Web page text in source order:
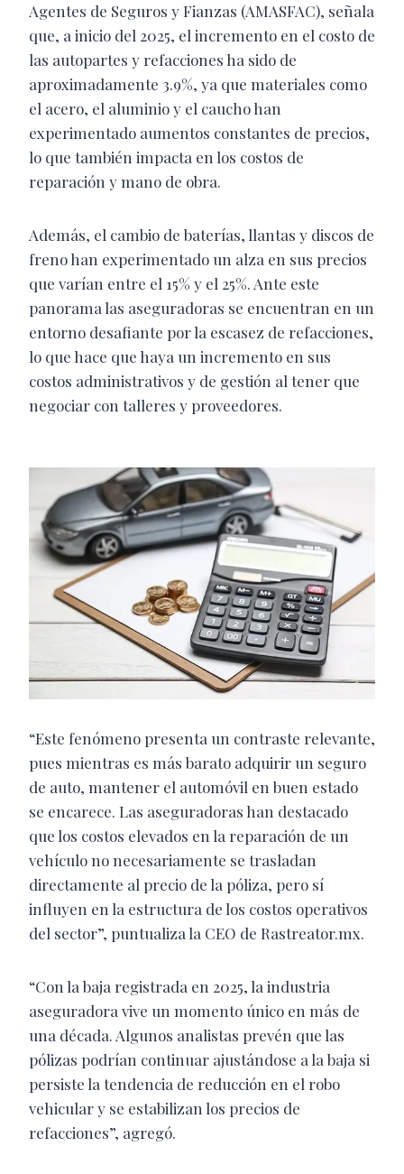
Agentes de Seguros y Fianzas (AMASFAC), señala
que, a inicio del 2025, el incremento en el costo de
las autopartes y refacciones ha sido de
aproximadamente 3.9%, ya que materiales como
el acero, el aluminio y el caucho han
experimentado aumentos constantes de precios,
lo que también impacta en los costos de
reparación y mano de obra.
Además, el cambio de baterías, llantas y discos de
freno han experimentado un alza en sus precios
que varían entre el 15% y el 25%. Ante este
panorama las aseguradoras se encuentran en un
entorno desafiante por la escasez de refacciones,
lo que hace que haya un incremento en sus
costos administrativos y de gestión al tener que
negociar con talleres y proveedores.
“Este fenómeno presenta un contraste relevante,
pues mientras es más barato adquirir un seguro
de auto, mantener el automóvil en buen estado
se encarece. Las aseguradoras han destacado
que los costos elevados en la reparación de un
vehículo no necesariamente se trasladan
directamente al precio de la póliza, pero sí
influyen en la estructura de los costos operativos
del sector”, puntualiza la CEO de Rastreator.mx.
“Con la baja registrada en 2025, la industria
aseguradora vive un momento único en más de
una década. Algunos analistas prevén que las
pólizas podrían continuar ajustándose a la baja si
persiste la tendencia de reducción en el robo
vehicular y se estabilizan los precios de
refacciones”, agregó.